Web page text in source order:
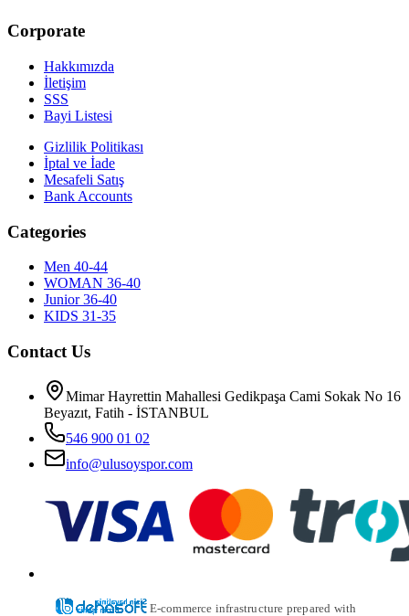
Corporate
Hakkımızda
İletişim
SSS
Bayi Listesi
Gizlilik Politikası
İptal ve İade
Mesafeli Satış
Bank Accounts
Categories
Men 40-44
WOMAN 36-40
Junior 36-40
KIDS 31-35
Contact Us
Mimar Hayrettin Mahallesi Gedikpaşa Cami Sokak No 16
Beyazıt, Fatih - İSTANBUL
546 900 01 02
info@ulusoyspor.com
E-commerce infrastructure prepared with